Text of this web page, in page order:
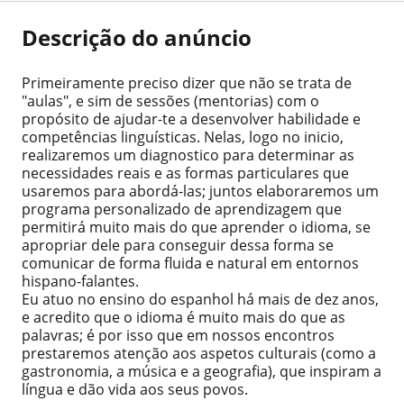
Descrição do anúncio
Primeiramente preciso dizer que não se trata de
"aulas", e sim de sessões (mentorias) com o
propósito de ajudar-te a desenvolver habilidade e
competências linguísticas. Nelas, logo no inicio,
realizaremos um diagnostico para determinar as
necessidades reais e as formas particulares que
usaremos para abordá-las; juntos elaboraremos um
programa personalizado de aprendizagem que
permitirá muito mais do que aprender o idioma, se
apropriar dele para conseguir dessa forma se
comunicar de forma fluida e natural em entornos
hispano-falantes.
Eu atuo no ensino do espanhol há mais de dez anos,
e acredito que o idioma é muito mais do que as
palavras; é por isso que em nossos encontros
prestaremos atenção aos aspetos culturais (como a
gastronomia, a música e a geografia), que inspiram a
língua e dão vida aos seus povos.